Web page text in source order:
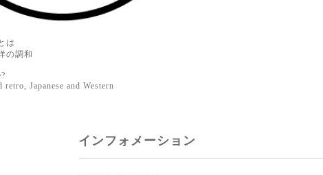
は
の調和
Japanese and Western
インフォメーション